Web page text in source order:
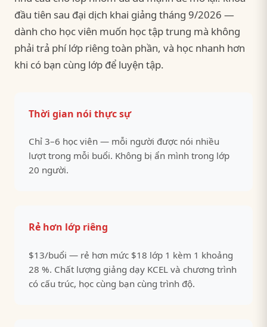
đầu tiên sau đại dịch khai giảng tháng 9/2026 —
dành cho học viên muốn học tập trung mà không
phải trả phí lớp riêng toàn phần, và học nhanh hơn
khi có bạn cùng lớp để luyện tập.
Thời gian nói thực sự
Chỉ 3–6 học viên — mỗi người được nói nhiều
lượt trong mỗi buổi. Không bị ẩn mình trong lớp
20 người.
Rẻ hơn lớp riêng
$13/buổi — rẻ hơn mức $18 lớp 1 kèm 1 khoảng
28 %. Chất lượng giảng dạy KCEL và chương trình
có cấu trúc, học cùng bạn cùng trình độ.